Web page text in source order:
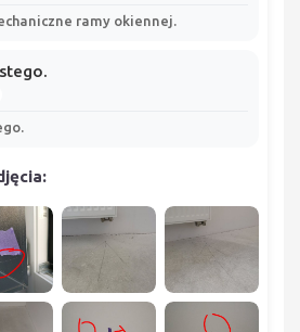
ramy okiennej.